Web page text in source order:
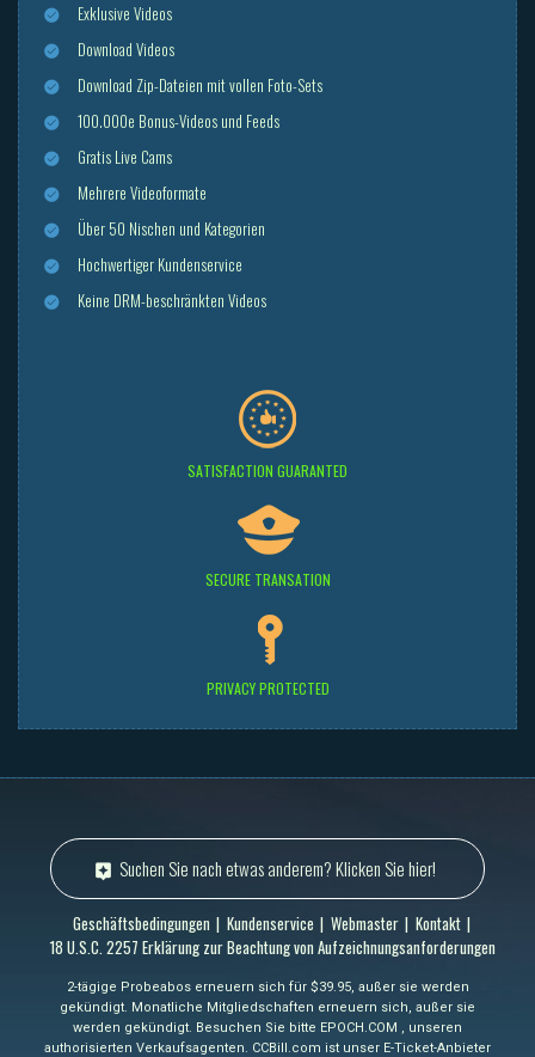
Exklusive Videos
Download Videos
Download Zip-Dateien mit vollen Foto-Sets
100.000e Bonus-Videos und Feeds
Gratis Live Cams
Mehrere Videoformate
Über 50 Nischen und Kategorien
Hochwertiger Kundenservice
Keine DRM-beschränkten Videos
SATISFACTION GUARANTED
SECURE TRANSATION
PRIVACY PROTECTED
Suchen Sie nach etwas anderem? Klicken Sie hier!
Geschäftsbedingungen Kundenservice Webmaster
Kontakt
18 U.S.C. 2257 Erklärung zur Beachtung von Aufzeichnungsanforderungen
2-tägige Probeabos erneuern sich für $39.95, außer sie werden
gekündigt. Monatliche Mitgliedschaften erneuern sich, außer sie
werden gekündigt. Besuchen Sie bitte EPOCH.COM , unseren
authorisierten Verkaufsagenten. CCBill.com ist unser E-Ticket-Anbieter